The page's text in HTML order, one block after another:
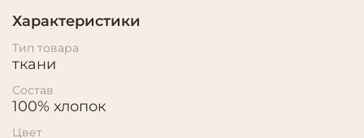
Характеристики
Тип товара
ткани
Состав
100% хлопок
Цвет